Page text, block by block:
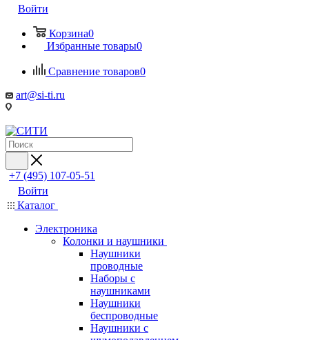
Войти
Корзина0
Избранные товары0
Сравнение товаров0
art@si-ti.ru
+7 (495) 107-05-51
Войти
Каталог
Электроника
Колонки и наушники
Наушники
проводные
Наборы с
наушниками
Наушники
беспроводные
Наушники с